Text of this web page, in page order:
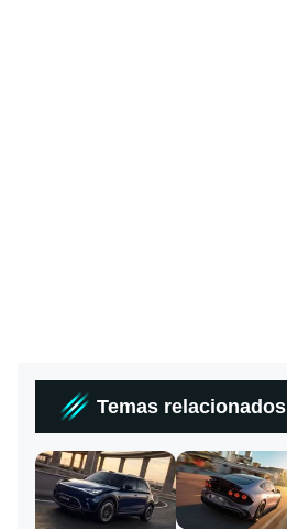
Temas relacionados